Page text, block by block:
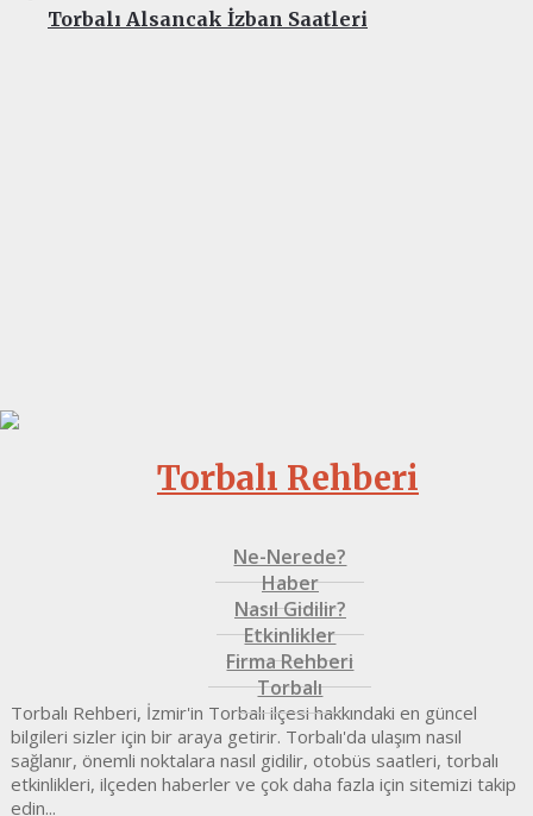
Torbalı Alsancak İzban Saatleri
Torbalı Rehberi
Ne-Nerede?
Haber
Nasıl Gidilir?
Etkinlikler
Firma Rehberi
Torbalı
Torbalı Rehberi, İzmir'in Torbalı ilçesi hakkındaki en güncel
bilgileri sizler için bir araya getirir. Torbalı'da ulaşım nasıl
sağlanır, önemli noktalara nasıl gidilir, otobüs saatleri, torbalı
etkinlikleri, ilçeden haberler ve çok daha fazla için sitemizi takip
edin...